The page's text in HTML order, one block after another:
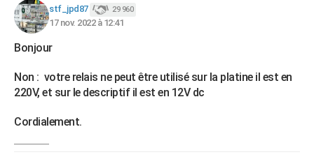
stf_jpd87 29 960
17 nov. 2022 à 12:41
Bonjour
Non : votre relais ne peut être utilisé sur la platine il est en
220V, et sur le descriptif il est en 12V dc
Cordialement.